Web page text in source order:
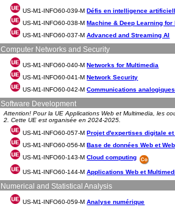
US-M1-INFO60-039-MDéfis en intelligence
US-M1-INFO60-038-MMachine & Deep Learning
US-M1-INFO60-037-MAdvanced and Streaming AI
Computer Networks and Security
US-M1-INFO60-040-MNetworks for Multimedia
US-M1-INFO60-041-MNetwork Security
US-M1-INFO60-042-MCommunications
Software Development
Attention! Pour la UE Applications Web et Multimedia, les
2. Cette UE est organisée en 2024-2025.
US-M1-INFO60-057-MProjet d'expertises digitale
US-M1-INFO60-056-MBase de données Web et
US-M1-INFO60-143-MCloud computing
US-M1-INFO60-144-MApplications Web et
Numerical and Statistical Analysis
US-M1-INFO60-059-MAnalyse numérique